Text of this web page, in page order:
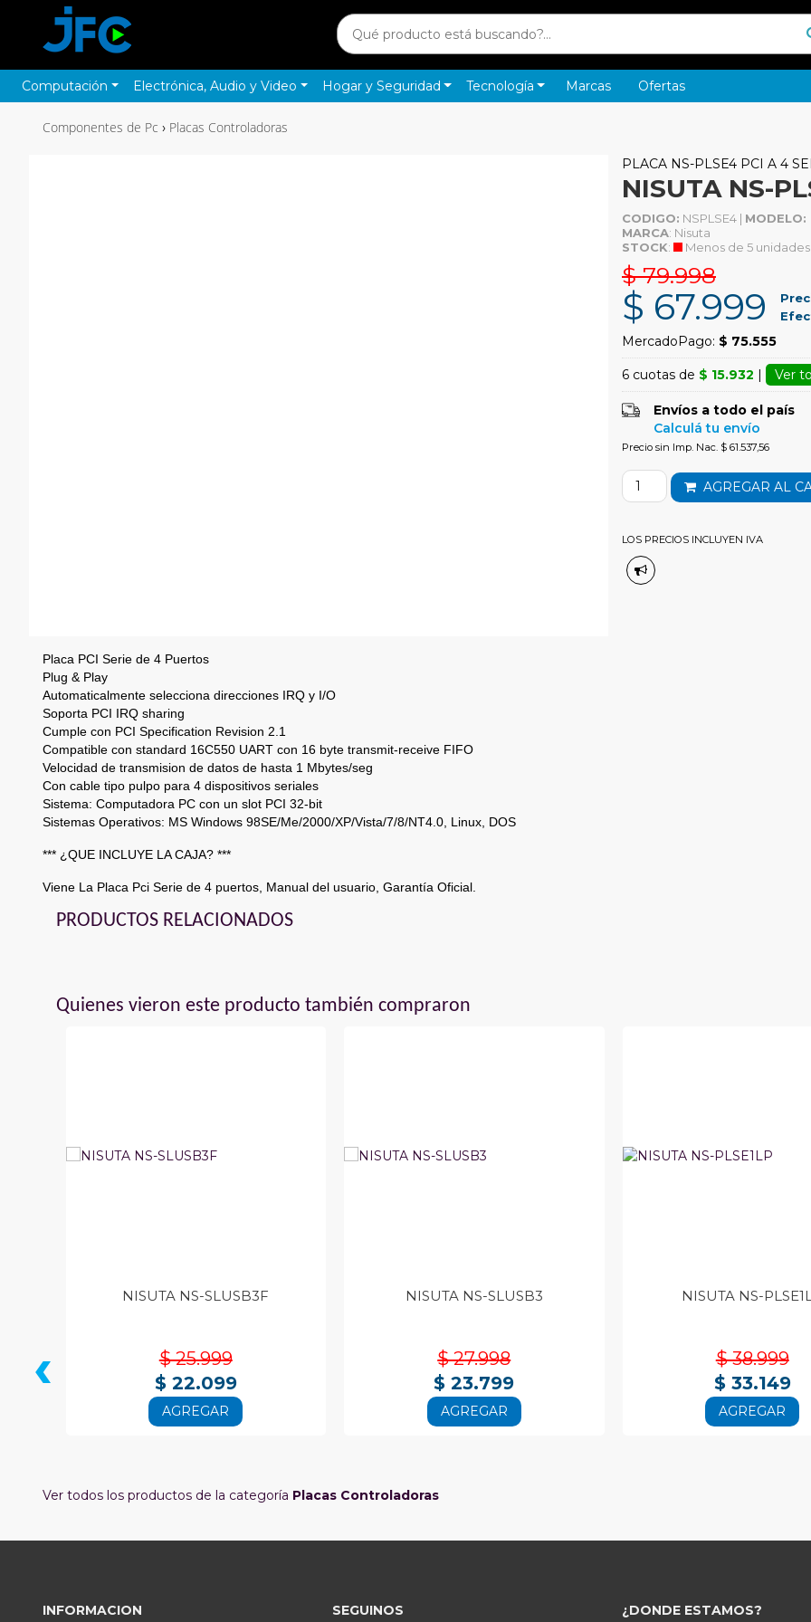
Computación Electrónica, Audio y Video Hogar y Seguridad Tecnología Marcas Ofertas
Componentes de Pc › Placas Controladoras
PLACA NS-PLSE4 PCI A 4
NISUTA NS-
CODIGO: NSPLSE4 | MODELO:
MARCA: Nisuta
STOCK: Menos de 5 unidades.
$ 79.998
$ 67.999
MercadoPago: $ 75.555
6 cuotas de $ 15.932 | Ver
Envíos a todo el país
Calculá tu envío
Precio sin Imp. Nac. $ 61.537,56
AGREGAR AL
LOS PRECIOS INCLUYEN IVA
Placa PCI Serie de 4 Puertos
Plug & Play
Automaticalmente selecciona direcciones IRQ y I/O
Soporta PCI IRQ sharing
Cumple con PCI Specification Revision 2.1
Compatible con standard 16C550 UART con 16 byte transmit-receive FIFO
Velocidad de transmision de datos de hasta 1 Mbytes/seg
Con cable tipo pulpo para 4 dispositivos seriales
Sistema: Computadora PC con un slot PCI 32-bit
Sistemas Operativos: MS Windows 98SE/Me/2000/XP/Vista/7/8/NT4.0, Linux, DOS
*** ¿QUE INCLUYE LA CAJA? ***
Viene La Placa Pci Serie de 4 puertos, Manual del usuario, Garantía Oficial.
PRODUCTOS RELACIONADOS
Quienes vieron este producto también compraron
NISUTA NS-SLUSB3F
$ 25.999
$ 22.099
AGREGAR
NISUTA NS-SLUSB3
$ 27.998
$ 23.799
AGREGAR
NISUTA NS-
$ 38.999
$ 33.149
AGREGAR
‹
Ver todos los productos de la categoría Placas Controladoras
INFORMACION SEGUINOS ¿DONDE ESTAMOS?